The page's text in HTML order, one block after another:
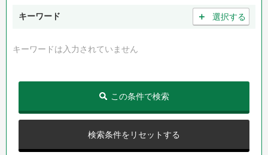
キーワード ＋ 選択する
キーワードは入力されていません
検索条件をリセットする
この条件で検索